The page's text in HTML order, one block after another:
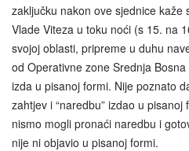
zaključku nakon ove sjednice kaže
Vlade Viteza u toku noći (s 15. na
svojoj oblasti, pripreme u duhu
od Operativne zone Srednja
izda u pisanoj formi. Nije poznato
zahtjev i “naredbu” izdao u
nismo mogli pronaći naredbu i
nije ni objavio u pisanoj formi.